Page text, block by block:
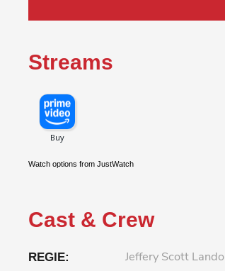
Streams
Watch options from JustWatch
Cast & Crew
REGIE: Jeffery Scott Lando